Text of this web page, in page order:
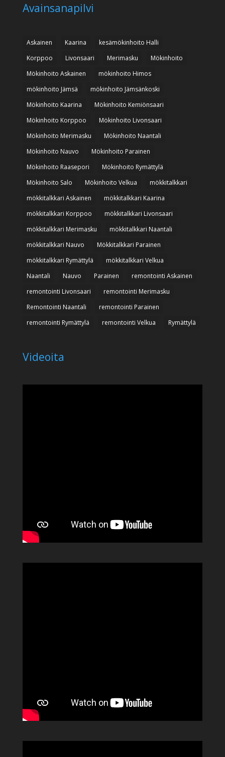
Avainsanapilvi
Askainen Kaarina
kesämökinhoito Halli
Korppoo
Livonsaari Merimasku
Mökinhoito
Mökinhoito Askainen
mökinhoito Himos
mökinhoito Jämsä
mökinhoito Jämsänkoski
Mökinhoito Kaarina
Mökinhoito Kemiönsaari
Mökinhoito Korppoo
Mökinhoito Livonsaari
Mökinhoito Merimasku
Mökinhoito Naantali
Mökinhoito Nauvo
Mökinhoito Parainen
Mökinhoito Raasepori
Mökinhoito Rymättylä
Mökinhoito Salo
Mökinhoito Velkua
mökkitalkkari
mökkitalkkari Askainen
mökkitalkkari Kaarina
mökkitalkkari Korppoo
mökkitalkkari Livonsaari
mökkitalkkari Merimasku
mökkitalkkari Naantali
mökkitalkkari Nauvo
Mökkitalkkari Parainen
mökkitalkkari Rymättylä
mökkitalkkari Velkua
Naantali
Nauvo Parainen
remontointi Askainen
remontointi Livonsaari
remontointi Merimasku
Remontointi Naantali
remontointi Parainen
remontointi Rymättylä
remontointi Velkua Rymättylä
Videoita